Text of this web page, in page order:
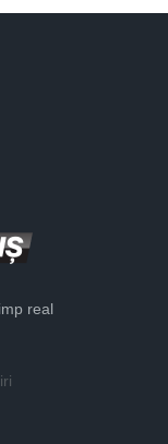
real